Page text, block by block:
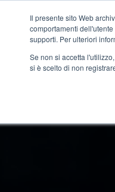
Il presente sito Web
comportamenti
supporti. Per ulteriori
Se non si accetta
si è scelto di non
Docenti